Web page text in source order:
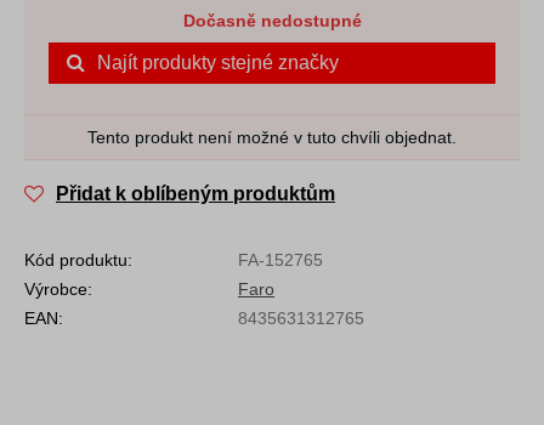
Dočasně nedostupné
Najít produkty stejné značky
Tento produkt není možné v tuto chvíli objednat.
Přidat k oblíbeným produktům
Kód produktu:
FA-152765
Výrobce:
Faro
EAN:
8435631312765